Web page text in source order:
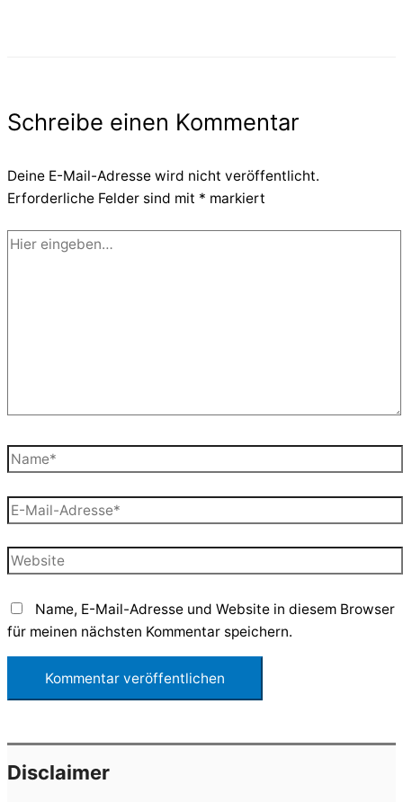
Schreibe einen Kommentar
Deine E-Mail-Adresse wird nicht veröffentlicht.
Erforderliche Felder sind mit * markiert
Hier
Name*
E-
Mail-
Adresse*
Website
Name, E-Mail-Adresse und Website in diesem Browser
für meinen nächsten Kommentar speichern.
Disclaimer